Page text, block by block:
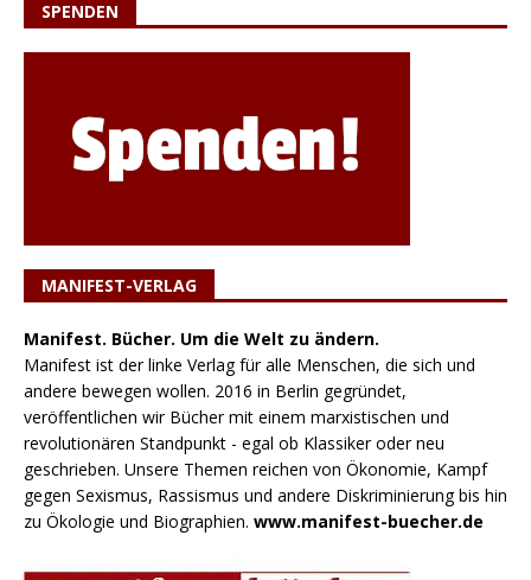
SPENDEN
MANIFEST-VERLAG
Manifest. Bücher. Um die Welt zu ändern.
Manifest ist der linke Verlag für alle Menschen, die sich und
andere bewegen wollen. 2016 in Berlin gegründet,
veröffentlichen wir Bücher mit einem marxistischen und
revolutionären Standpunkt - egal ob Klassiker oder neu
geschrieben. Unsere Themen reichen von Ökonomie, Kampf
gegen Sexismus, Rassismus und andere Diskriminierung bis hin
zu Ökologie und Biographien. www.manifest-buecher.de